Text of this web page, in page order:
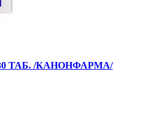
ТАБ. /КАНОНФАРМА/